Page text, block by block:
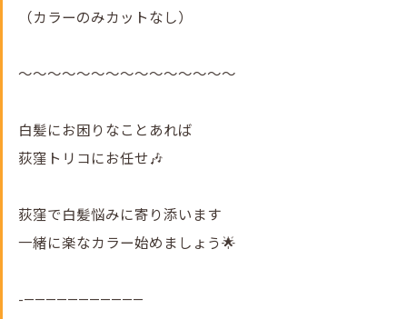
（カラーのみカットなし）
～～～～～～～～～～～～～～～
白髪にお困りなことあれば
荻窪トリコにお任せ🎶
荻窪で白髪悩みに寄り添います
一緒に楽なカラー始めましょう🌟
-———————————